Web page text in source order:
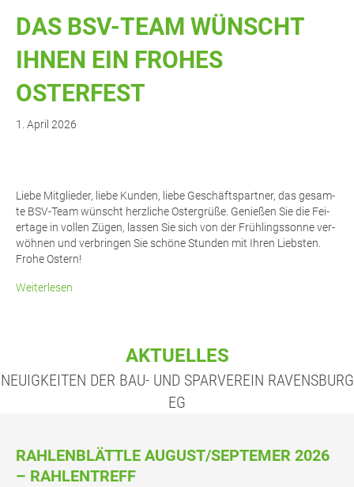
DAS BSV-TEAM WÜNSCHT
IHNEN EIN FRO­HES
OSTERFEST
1. April 2026
Lie­be Mit­glie­der, lie­be Kun­den, lie­be Geschäfts­part­ner, das gesam­
te BSV-Team wünscht herz­li­che Oster­grü­ße. Genie­ßen Sie die Fei­
er­ta­ge in vol­len Zügen, las­sen Sie sich von der Früh­lings­son­ne ver­
wöh­nen und ver­brin­gen Sie schö­ne Stun­den mit Ihren Liebs­ten.
Fro­he Ostern!
Weiterlesen
AKTUELLES
NEUIGKEITEN DER BAU- UND SPARVEREIN RAVENSBURG
EG
RAH­LEN­BLÄTT­LE AUGUST/SEPTEMER 2026
– RAHLENTREFF